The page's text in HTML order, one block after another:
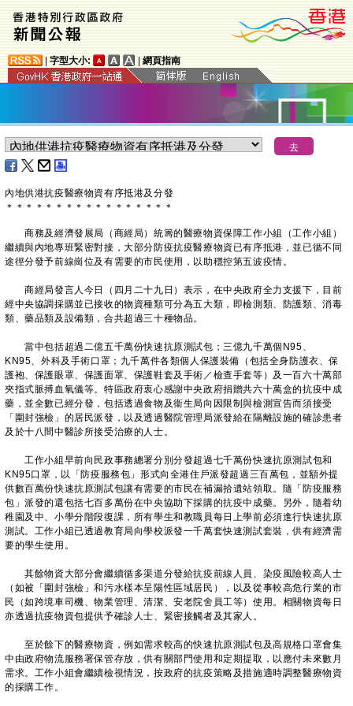
字型大小: 網頁指南
內地供港抗疫醫療物資有序抵港及分發
＊ ＊ ＊ ＊ ＊ ＊ ＊ ＊ ＊ ＊ ＊ ＊ ＊ ＊ ＊ ＊ ＊
商務及經濟發展局（商經局）統籌的醫療物資保障工作小組（工作小組）
繼續與內地專班緊密對接，大部分防疫抗疫醫療物資已有序抵港，並已循不同
途徑分發予前線崗位及有需要的市民使用，以助穩控第五波疫情。
商經局發言人今日（四月二十九日）表示，在中央政府全力支援下，目前
經中央協調採購並已接收的物資種類可分為五大類，即檢測類、防護類、消毒
類、藥品類及設備類，合共超過三十種物品。
當中包括超過二億五千萬份快速抗原測試包；三億九千萬個N95、
KN95、外科及手術口罩；九千萬件各類個人保護裝備（包括全身防護衣、保
護袍、保護眼罩、保護面罩、保護鞋套及手術／檢查手套等）及一百六十萬部
夾指式脈搏血氧儀等。特區政府衷心感謝中央政府捐贈共六十萬盒的抗疫中成
藥，並全數已經分發，包括透過食物及衞生局向因限制與檢測宣告而須接受
「圍封強檢」的居民派發，以及透過醫院管理局派發給在隔離設施的確診患者
及於十八間中醫診所接受治療的人士。
工作小組早前向民政事務總署分別分發超過七千萬份快速抗原測試包和
KN95口罩，以「防疫服務包」形式向全港住戶派發超過三百萬包，並額外提
供數百萬份快速抗原測試包讓有需要的市民在補漏拾遺站領取。隨「防疫服務
包」派發的還包括七百多萬份在中央協助下採購的抗疫中成藥。另外，隨着幼
稚園及中、小學分階段復課，所有學生和教職員每日上學前必須進行快速抗原
測試。工作小組已透過教育局向學校派發一千萬套快速測試套裝，供有經濟需
要的學生使用。
其餘物資大部分會繼續循多渠道分發給抗疫前線人員、染疫風險較高人士
（如被「圍封強檢」和污水樣本呈陽性區域居民），以及從事較高危行業的市
民（如跨境車司機、物業管理、清潔、安老院舍員工等）使用。相關物資每日
亦透過抗疫物資包提供予確診人士、緊密接觸者及其家人。
至於餘下的醫療物資，例如需求較高的快速抗原測試包及高規格口罩會集
中由政府物流服務署保管存放，供有關部門使用和定期提取，以應付未來數月
需求。工作小組會繼續檢視情況，按政府的抗疫策略及措施適時調整醫療物資
的採購工作。